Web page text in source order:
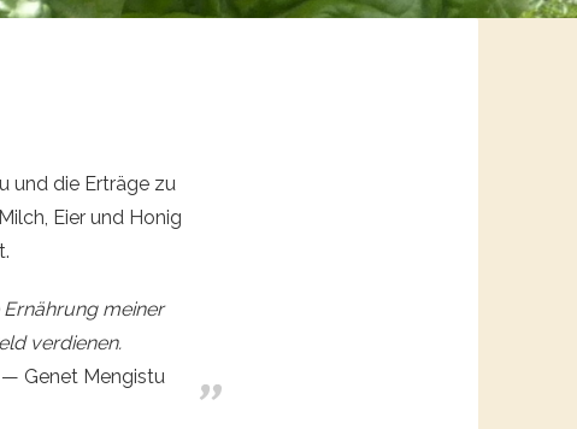
und die Erträge zu
Eier und Honig
meiner
verdienen.
Genet Mengistu